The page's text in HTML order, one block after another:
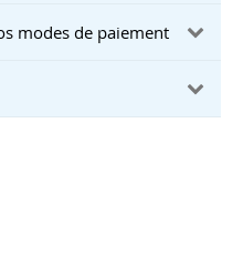
modes de paiement